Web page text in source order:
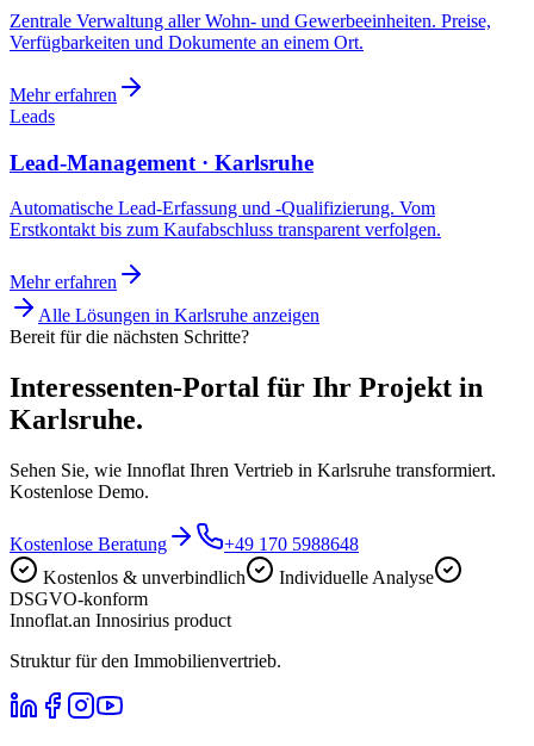
Zentrale Verwaltung aller Wohn- und Gewerbeeinheiten. Preise,
Verfügbarkeiten und Dokumente an einem Ort.
Mehr erfahren
Leads
Lead-Management · Karlsruhe
Automatische Lead-Erfassung und -Qualifizierung. Vom
Erstkontakt bis zum Kaufabschluss transparent verfolgen.
Mehr erfahren
Alle Lösungen in Karlsruhe anzeigen
Bereit für die nächsten Schritte?
Interessenten-Portal für Ihr Projekt in
Karlsruhe.
Sehen Sie, wie Innoflat Ihren Vertrieb in Karlsruhe transformiert.
Kostenlose Demo.
Kostenlose Beratung
+49 170 5988648
Kostenlos & unverbindlich
Individuelle Analyse
DSGVO-konform
Innoflat.an Innosirius product
Struktur für den Immobilienvertrieb.